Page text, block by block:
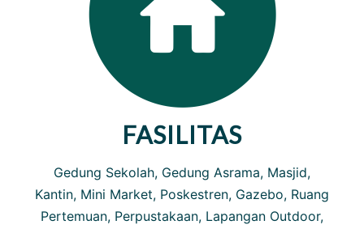
FASILITAS
Gedung Sekolah, Gedung Asrama, Masjid,
Kantin, Mini Market, Poskestren, Gazebo, Ruang
Pertemuan, Perpustakaan, Lapangan Outdoor,